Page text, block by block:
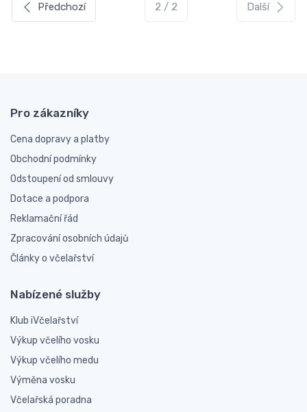
Předchozí 2 / 2 Další
Pro zákazníky
Cena dopravy a platby
Obchodní podmínky
Odstoupení od smlouvy
Dotace a podpora
Reklamační řád
Zpracování osobních údajů
Články o včelařství
Nabízené služby
Klub iVčelařství
Výkup včelího vosku
Výkup včelího medu
Výměna vosku
Včelařská poradna